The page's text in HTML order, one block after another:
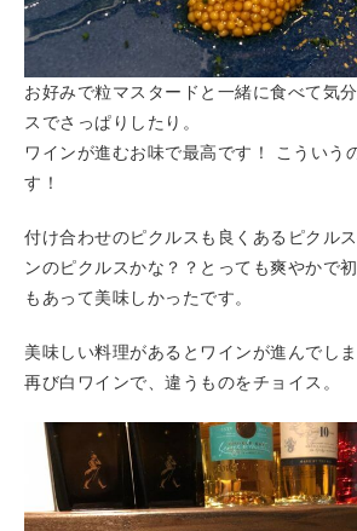
お好みで粒マスタードと一緒に食べて気
スでさっぱりしたり。
ワインが進むお味で最高です！ こういう
す！
付け合わせのピクルスも良くあるピクル
ンのピクルスかな？？とっても爽やかで
もあって美味しかったです。
美味しい料理があるとワインが進んでし
再び白ワインで、違うものをチョイス。